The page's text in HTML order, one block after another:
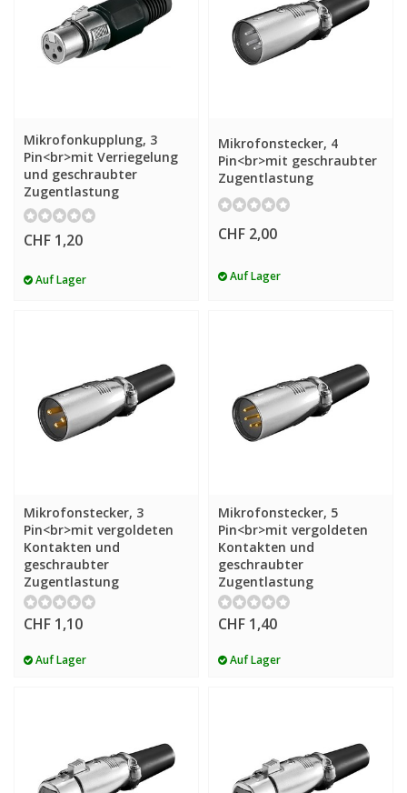
Mikrofonkupplung, 3
Pin<br>mit Verriegelung
und geschraubter
Zugentlastung
CHF 1,20
Auf Lager
Mikrofonstecker, 4
Pin<br>mit geschraubter
Zugentlastung
CHF 2,00
Auf Lager
Mikrofonstecker, 3
Pin<br>mit vergoldeten
Kontakten und
geschraubter
Zugentlastung
CHF 1,10
Auf Lager
Mikrofonstecker, 5
Pin<br>mit vergoldeten
Kontakten und
geschraubter
Zugentlastung
CHF 1,40
Auf Lager